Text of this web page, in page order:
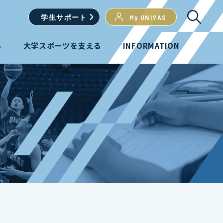
学生サポート My UNIVAS
大学スポーツを支える INFORMATION